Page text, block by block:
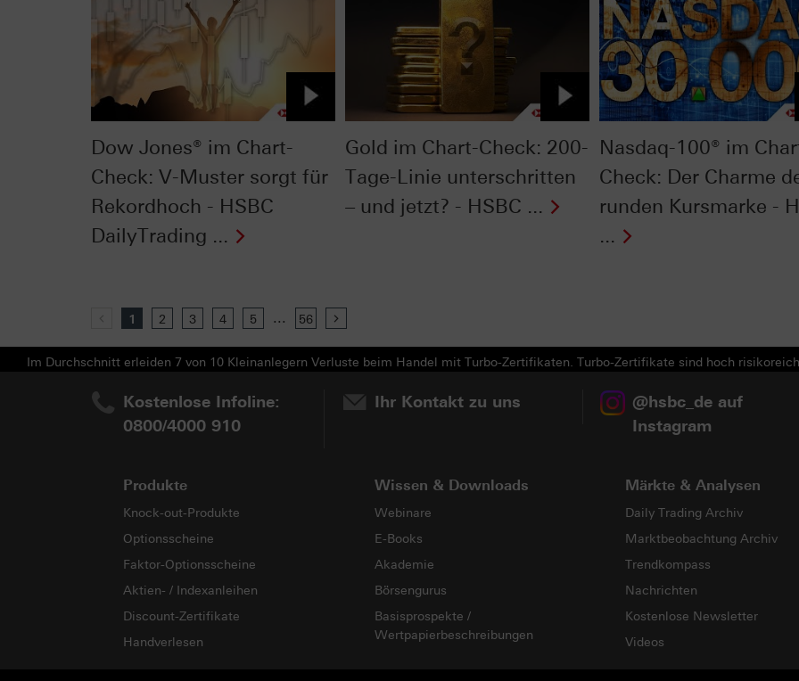
Dow Jones® im Chart-
Check: V-Muster sorgt für
Rekordhoch - HSBC
DailyTrading ...
Gold im Chart-Check: 200-
Tage-Linie unterschritten
– und jetzt? - HSBC ...
Nasdaq-100® im
Check: Der Charme
runden Kursmarke -
...
Previous
1 2 3 4 5 ... 56
Im Durchschnitt erleiden 7 von 10 Kleinanlegern Verluste beim Handel mit Turbo-Zertifikaten. Turbo-Zertifikate sind hoch
Kostenlose Infoline:
0800/4000 910
Ihr Kontakt zu uns
@hsbc_de auf
Instagram
Produkte
Knock-out-Produkte
Optionsscheine
Faktor-Optionsscheine
Aktien- / Indexanleihen
Discount-Zertifikate
Handverlesen
Wissen & Downloads
Webinare
E-Books
Akademie
Börsengurus
Basisprospekte /
Wertpapierbeschreibungen
Märkte & Analysen
Daily Trading Archiv
Marktbeobachtung Archiv
Trendkompass
Nachrichten
Kostenlose Newsletter
Videos